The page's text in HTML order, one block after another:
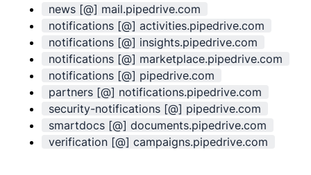
news [@] mail.pipedrive.com
notifications [@] activities.pipedrive.com
notifications [@] insights.pipedrive.com
notifications [@] marketplace.pipedrive.com
notifications [@] pipedrive.com
partners [@] notifications.pipedrive.com
security-notifications [@] pipedrive.com
smartdocs [@] documents.pipedrive.com
verification [@] campaigns.pipedrive.com